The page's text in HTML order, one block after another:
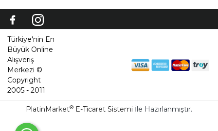
Türkiye'nin En
Büyük Online
Alışveriş
Merkezi ©
Copyright
2005 - 2011
PlatinMarket® E-Ticaret Sistemi İle Hazırlanmıştır.